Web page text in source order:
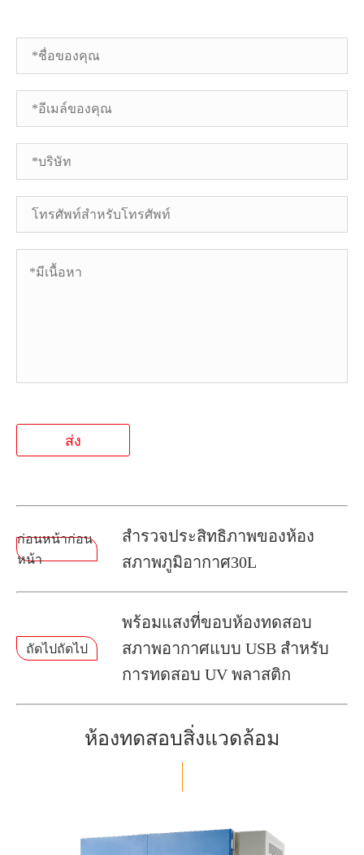
ส่ง
ก่อนหน้าก่อน
หน้า
สำรวจประสิทธิภาพของห้อง
สภาพภูมิอากาศ30L
ถัดไปถัดไป
พร้อมแสงที่ขอบห้องทดสอบ
สภาพอากาศแบบ USB สำหรับ
การทดสอบ UV พลาสติก
ห้องทดสอบสิ่งแวดล้อม